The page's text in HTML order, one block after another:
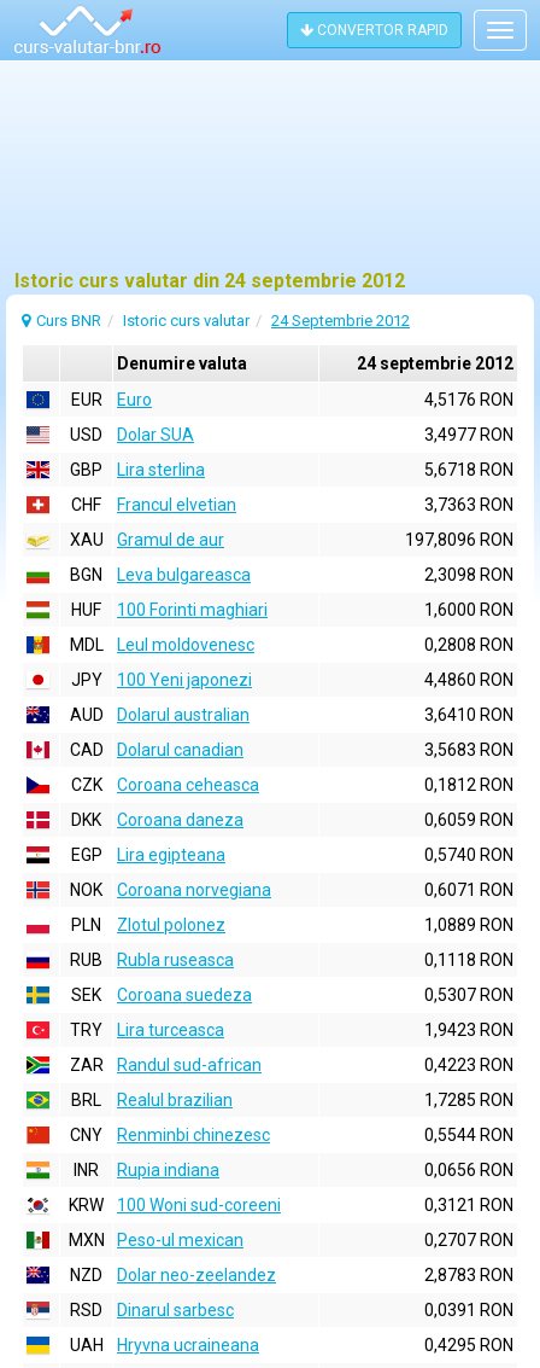
CONVERTOR RAPID
Istoric curs valutar din 24 septembrie 2012
Curs BNR Istoric curs valutar 24 Septembrie 2012
Denumire valuta
24 septembrie 2012
EUR
Euro
4,5176 RON
USD
Dolar SUA
3,4977 RON
GBP
Lira sterlina
5,6718 RON
CHF
Francul elvetian
3,7363 RON
XAU
Gramul de aur
197,8096 RON
BGN
Leva bulgareasca
2,3098 RON
HUF
100 Forinti maghiari
1,6000 RON
MDL
Leul moldovenesc
0,2808 RON
JPY
100 Yeni japonezi
4,4860 RON
AUD
Dolarul australian
3,6410 RON
CAD
Dolarul canadian
3,5683 RON
CZK
Coroana ceheasca
0,1812 RON
DKK
Coroana daneza
0,6059 RON
EGP
Lira egipteana
0,5740 RON
NOK
Coroana norvegiana
0,6071 RON
PLN
Zlotul polonez
1,0889 RON
RUB
Rubla ruseasca
0,1118 RON
SEK
Coroana suedeza
0,5307 RON
TRY
Lira turceasca
1,9423 RON
ZAR
Randul sud-african
0,4223 RON
BRL
Realul brazilian
1,7285 RON
CNY
Renminbi chinezesc
0,5544 RON
INR
Rupia indiana
0,0656 RON
KRW
100 Woni sud-coreeni
0,3121 RON
MXN
Peso-ul mexican
0,2707 RON
NZD
Dolar neo-zeelandez
2,8783 RON
RSD
Dinarul sarbesc
0,0391 RON
UAH
Hryvna ucraineana
0,4295 RON